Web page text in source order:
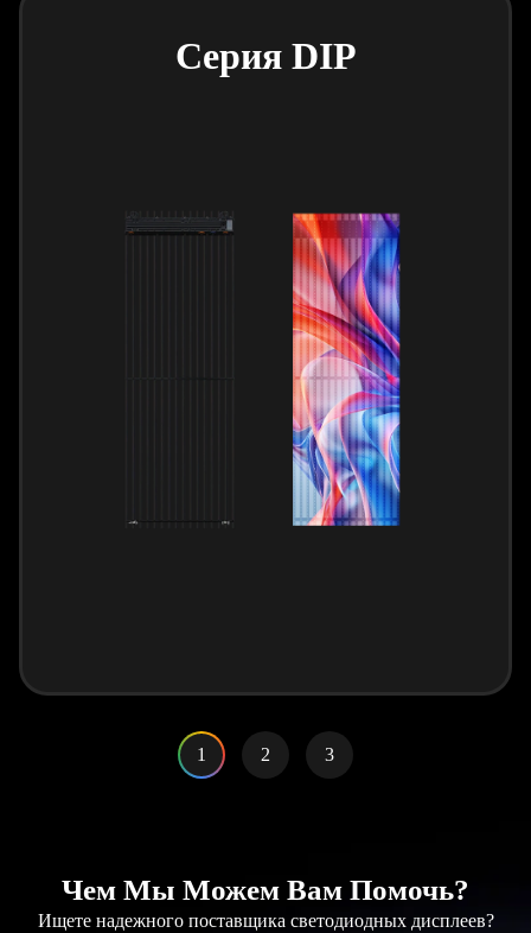
Серия DIP
1 2 3
Чем Мы Можем Вам Помочь?
Ищете надежного поставщика светодиодных дисплеев?